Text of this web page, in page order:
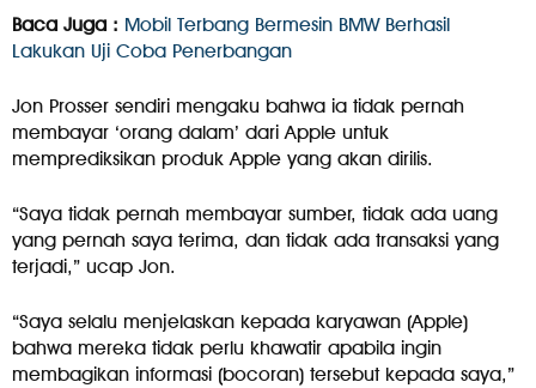
Baca Juga : Mobil Terbang Bermesin BMW Berhasil
Lakukan Uji Coba Penerbangan
Jon Prosser sendiri mengaku bahwa ia tidak pernah
membayar ‘orang dalam’ dari Apple untuk
memprediksikan produk Apple yang akan dirilis.
“Saya tidak pernah membayar sumber, tidak ada uang
yang pernah saya terima, dan tidak ada transaksi yang
terjadi,” ucap Jon.
“Saya selalu menjelaskan kepada karyawan (Apple)
bahwa mereka tidak perlu khawatir apabila ingin
membagikan informasi (bocoran) tersebut kepada saya,”